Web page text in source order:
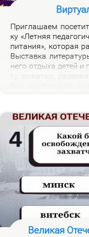
При­гла­ша­ем
ку «Лет­няя
пи­та­ния», ко­то­рая
Вы­став­ка
не­го от­ды­ха де­тей
вер­си­те­та.
Великая